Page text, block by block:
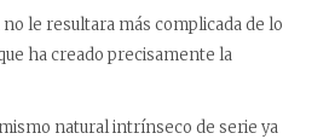
le resultara más complicada de lo
ha creado precisamente la
natural intrínseco de serie ya